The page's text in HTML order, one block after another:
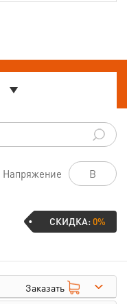
Напряжение
СКИДКА:0%
Заказать